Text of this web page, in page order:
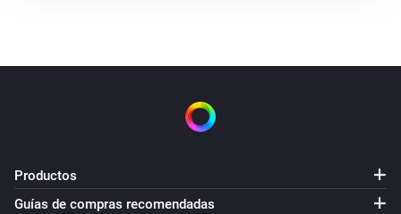
Productos
Guías de compras recomendadas